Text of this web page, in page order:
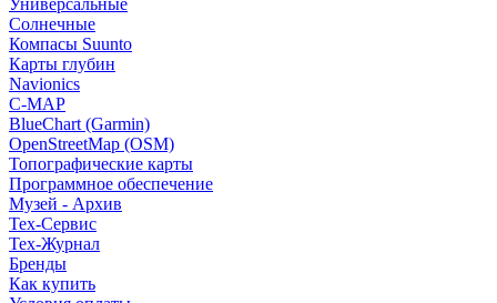
Универсальные
Солнечные
Компасы Suunto
Карты глубин
Navionics
C-MAP
BlueChart (Garmin)
OpenStreetMap (OSM)
Топографические карты
Программное обеспечение
Музей - Архив
Tex-Сервис
Тех-Журнал
Бренды
Как купить